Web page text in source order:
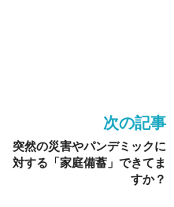
次の記事
突然の災害やパンデミックに
対する「家庭備蓄」できてま
すか？